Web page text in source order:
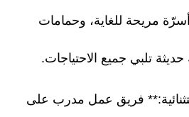
مريحة للغاية، وحمامات
تلبي جميع الاحتياجات.
فريق عمل مدرب على